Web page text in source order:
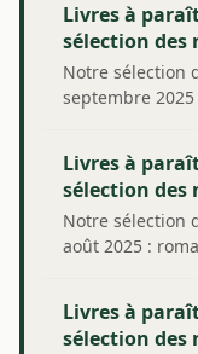
Livres à
sélection des
Notre sélection
septembre
Livres à
sélection des
Notre sélection
août 2025 :
Livres à
sélection des